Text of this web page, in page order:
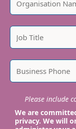
Please include
We are
privacy. We will